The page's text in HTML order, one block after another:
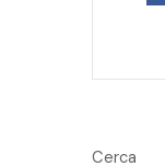
Cerca